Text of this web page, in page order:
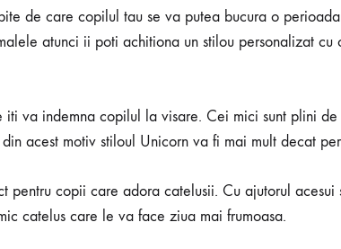
de care copilul tau se va putea bucura o
atunci ii poti achitiona un stilou personalizat cu
iti va indemna copilul la visare. Cei mici sunt plini
acest motiv stiloul Unicorn va fi mai mult decat
pentru copii care adora catelusii. Cu ajutorul
catelus care le va face ziua mai frumoasa.